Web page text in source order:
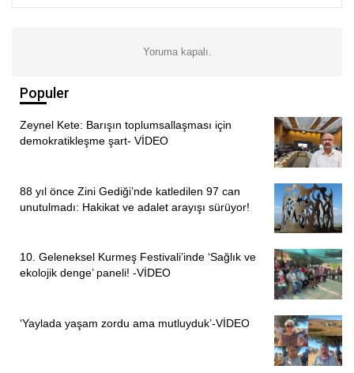
bununla beraber öğrencilerin ilgi tercih ve yeteneklerine
beklentilerine göre oluşturulmuş olan okullaşma
politikasının uygulanmaya çalışılması karma eğitim
tartışmalarıyla beraber düşünüldüğünde çok daha anlamlı
Karma eğitim olmazsa ne olur, karma eğitim olmazsa
öğrencilerin burada görecek zararlar nedir? sorularının
sorulması gerektiğini ifade eden Bozdoğan, “Esasında biz
okul yaşantısını, eğitim yaşantısını toplumsal yaşam ile
kamusal yaşam ilişkilerinin yeniden üretildiği, öğrencinin
bireyin sosyal, bireysel, bilimsel becerilerini geliştirdiği ve
gelecek yaşama hazırlandığı ortak yaşamlar olarak
Yoruma kapalı.
Populer
Zeynel Kete: Barışın toplumsallaşması için
demokratikleşme şart- VİDEO
88 yıl önce Zini Gediği’nde katledilen 97 can
unutulmadı: Hakikat ve adalet arayışı sürüyor!
10. Geleneksel Kurmeş Festivali’inde ‘Sağlık ve
ekolojik denge’ paneli! -VİDEO
‘Yaylada yaşam zordu ama mutluyduk’-VİDEO